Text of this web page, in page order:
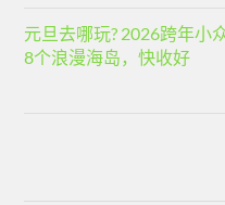
元旦去哪玩? 2026跨年小
8个浪漫海岛，快收好